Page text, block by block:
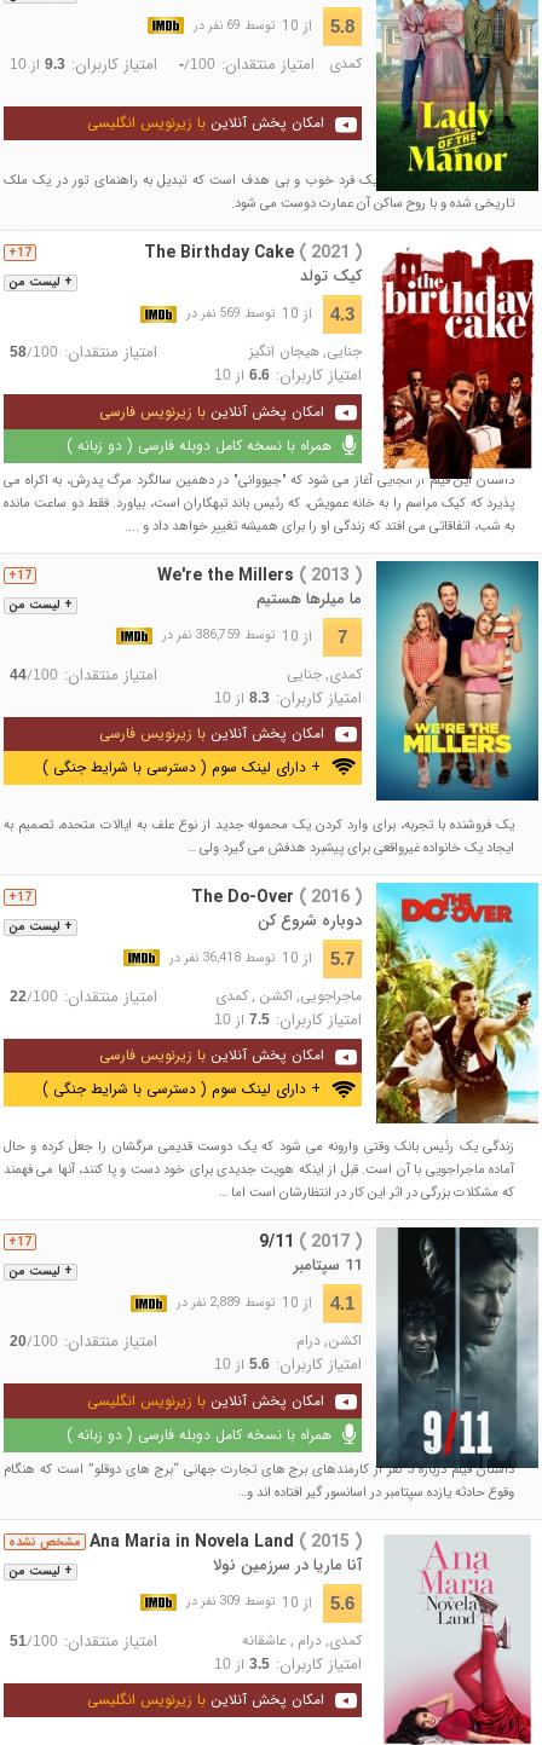
5.8 از 10 توسط 69 نفر در
کمدی امتیاز منتقدان: -/100 امتیاز کاربران: 9.3از 10
امکان پخش آنلاین با زیرنویس انگلیسی
داستان این فیلم درباره‌ی یک فرد خوب و بی هدف است که تبدیل به راهنمای تور در یک ملک
تاریخی شده و با روح ساکن آن عمارت دوست می شود.
+ لیست من
17+ The Birthday Cake ( 2021 )
کیک تولد
4.3 از 10 توسط 569 نفر در
جنایی,هیجان انگیز امتیاز منتقدان: 58/100
امتیاز کاربران: 6.6از 10
امکان پخش آنلاین با زیرنویس فارسی
همراه با نسخه کامل دوبله فارسی ( دو زبانه )
داستان این فیلم از آنجایی آغاز می شود که "جیووانی" در دهمین سالگرد مرگ پدرش، به اکراه می
پذیرد که کیک مراسم را به خانه عمویش، که رئیس باند تبهکاران است، بیاورد. فقط دو ساعت مانده
به شب، اتفاقاتی می افتد که زندگی او را برای همیشه تغییر خواهد داد و ....
+ لیست من
17+ We're the Millers ( 2013 )
ما میلرها هستیم
7 از 10 توسط 386,759 نفر در
کمدی, جنایی امتیاز منتقدان: 44/100
امتیاز کاربران: 8.3از 10
امکان پخش آنلاین با زیرنویس فارسی
+ دارای لینک سوم ( دسترسی با شرایط جنگی )
یک فروشنده با تجربه، برای وارد کردن یک محموله جدید از نوع علف به ایالات متحده، تصمیم به
ایجاد یک خانواده غیرواقعی برای پیشبرد هدفش می گیرد ولی …
+ لیست من
17+ The Do-Over ( 2016 )
دوباره شروع کن
5.7 از 10 توسط 36,418 نفر در
ماجراجویی, اکشن ,کمدی امتیاز منتقدان: 22/100
امتیاز کاربران: 7.5از 10
امکان پخش آنلاین با زیرنویس فارسی
+ دارای لینک سوم ( دسترسی با شرایط جنگی )
زندگی یک رئیس بانک وقتی وارونه می شود که یک دوست قدیمی مرگشان را جعل کرده و حال
آماده ماجراجویی با آن است. قبل از اینکه هویت جدیدی برای خود دست و پا کنند، آنها می فهمند
که مشکلات بزرگی در اثر این کار در انتظارشان است اما …
+ لیست من
17+ 9/11 ( 2017 )
11 سپتامبر
4.1 از 10 توسط 2,889 نفر در
اکشن,درام امتیاز منتقدان: 20/100
امتیاز کاربران: 5.6از 10
امکان پخش آنلاین با زیرنویس انگلیسی
همراه با نسخه کامل دوبله فارسی ( دو زبانه )
داستان فیلم دزباره 5 نفر از کارمندهای برج های تجارت جهانی “برج های دوقلو” است که هنگام
وقوع حادثه یازده سپتامبر در اسانسور گیر افتاده اند و…
+ لیست من
مشخص نشده Ana Maria in Novela Land ( 2015 )
آنا ماریا در سرزمین نولا
5.6 از 10 توسط 309 نفر در
کمدی, درام , عاشقانه امتیاز منتقدان: 51/100
امتیاز کاربران: 3.5از 10
امکان پخش آنلاین با زیرنویس انگلیسی